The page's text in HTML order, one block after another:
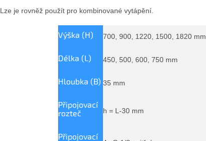
Lze je rovněž použít pro kombinované vytápění.
Výška (H) 700, 900, 1220, 1500, 1820 mm
Délka (L) 450, 500, 600, 750 mm
Hloubka (B) 35 mm
Připojovací
rozteč
h = L-30 mm
Připojovací